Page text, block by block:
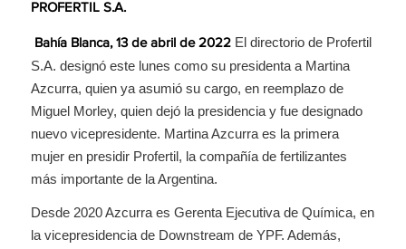
PROFERTIL S.A.
Bahía Blanca, 13 de abril de 2022El directorio de Profertil
S.A. designó este lunes como su presidenta a Martina
Azcurra, quien ya asumió su cargo, en reemplazo de
Miguel Morley, quien dejó la presidencia y fue designado
nuevo vicepresidente. Martina Azcurra es la primera
mujer en presidir Profertil, la compañía de fertilizantes
más importante de la Argentina.
Desde 2020 Azcurra es Gerenta Ejecutiva de Química, en
la vicepresidencia de Downstream de YPF. Además,